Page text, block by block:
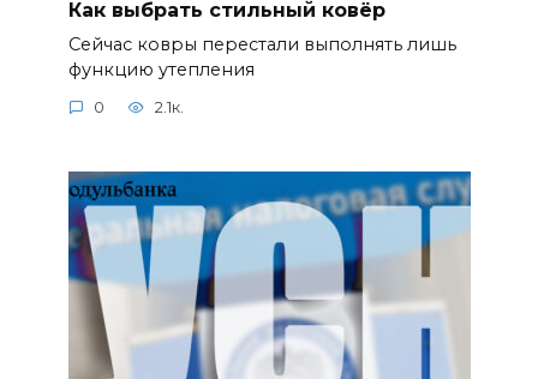
Как выбрать стильный ковёр
Сейчас ковры перестали выполнять лишь
функцию утепления
0 2.1к.